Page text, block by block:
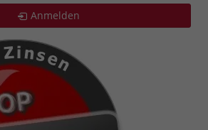
Anmelden